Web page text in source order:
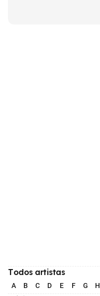
Todos artistas
A B C D E F G H